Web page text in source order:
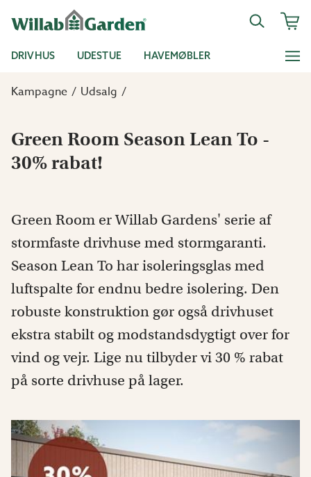
DRIVHUS UDESTUE HAVEMØBLER
Kampagne Udsalg
Green Room Season Lean To -
30% rabat!
Green Room er Willab Gardens' serie af
stormfaste drivhuse med stormgaranti.
Season Lean To har isoleringsglas med
luftspalte for endnu bedre isolering. Den
robuste konstruktion gør også drivhuset
ekstra stabilt og modstandsdygtigt over for
vind og vejr. Lige nu tilbyder vi 30 % rabat
på sorte drivhuse på lager.